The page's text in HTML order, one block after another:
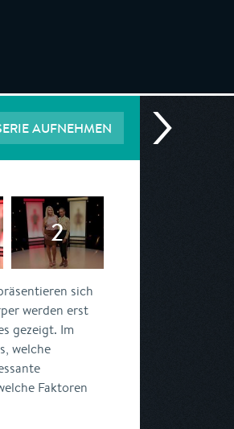
AUFNEHMEN
sich
werden erst
gezeigt. Im
welche
Faktoren